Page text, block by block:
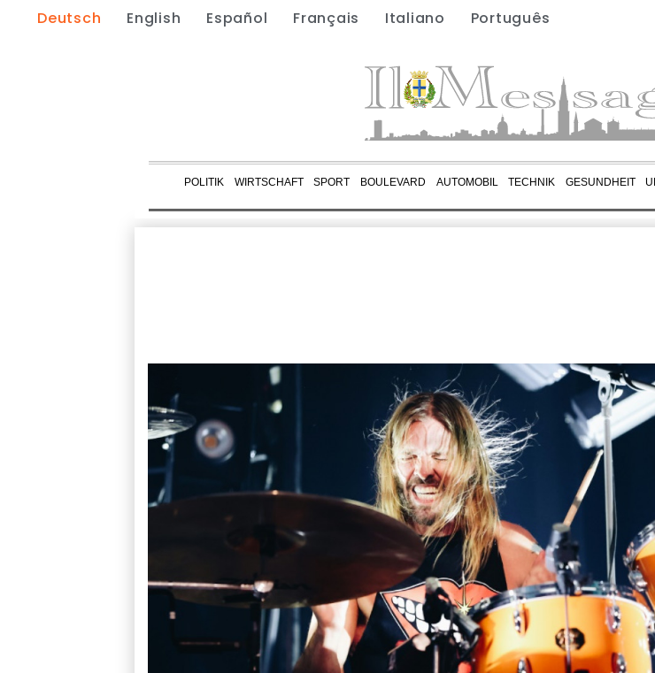
Deutsch English Español Français Italiano Português
POLITIK WIRTSCHAFT SPORT BOULEVARD AUTOMOBIL TECHNIK GESUNDHEIT